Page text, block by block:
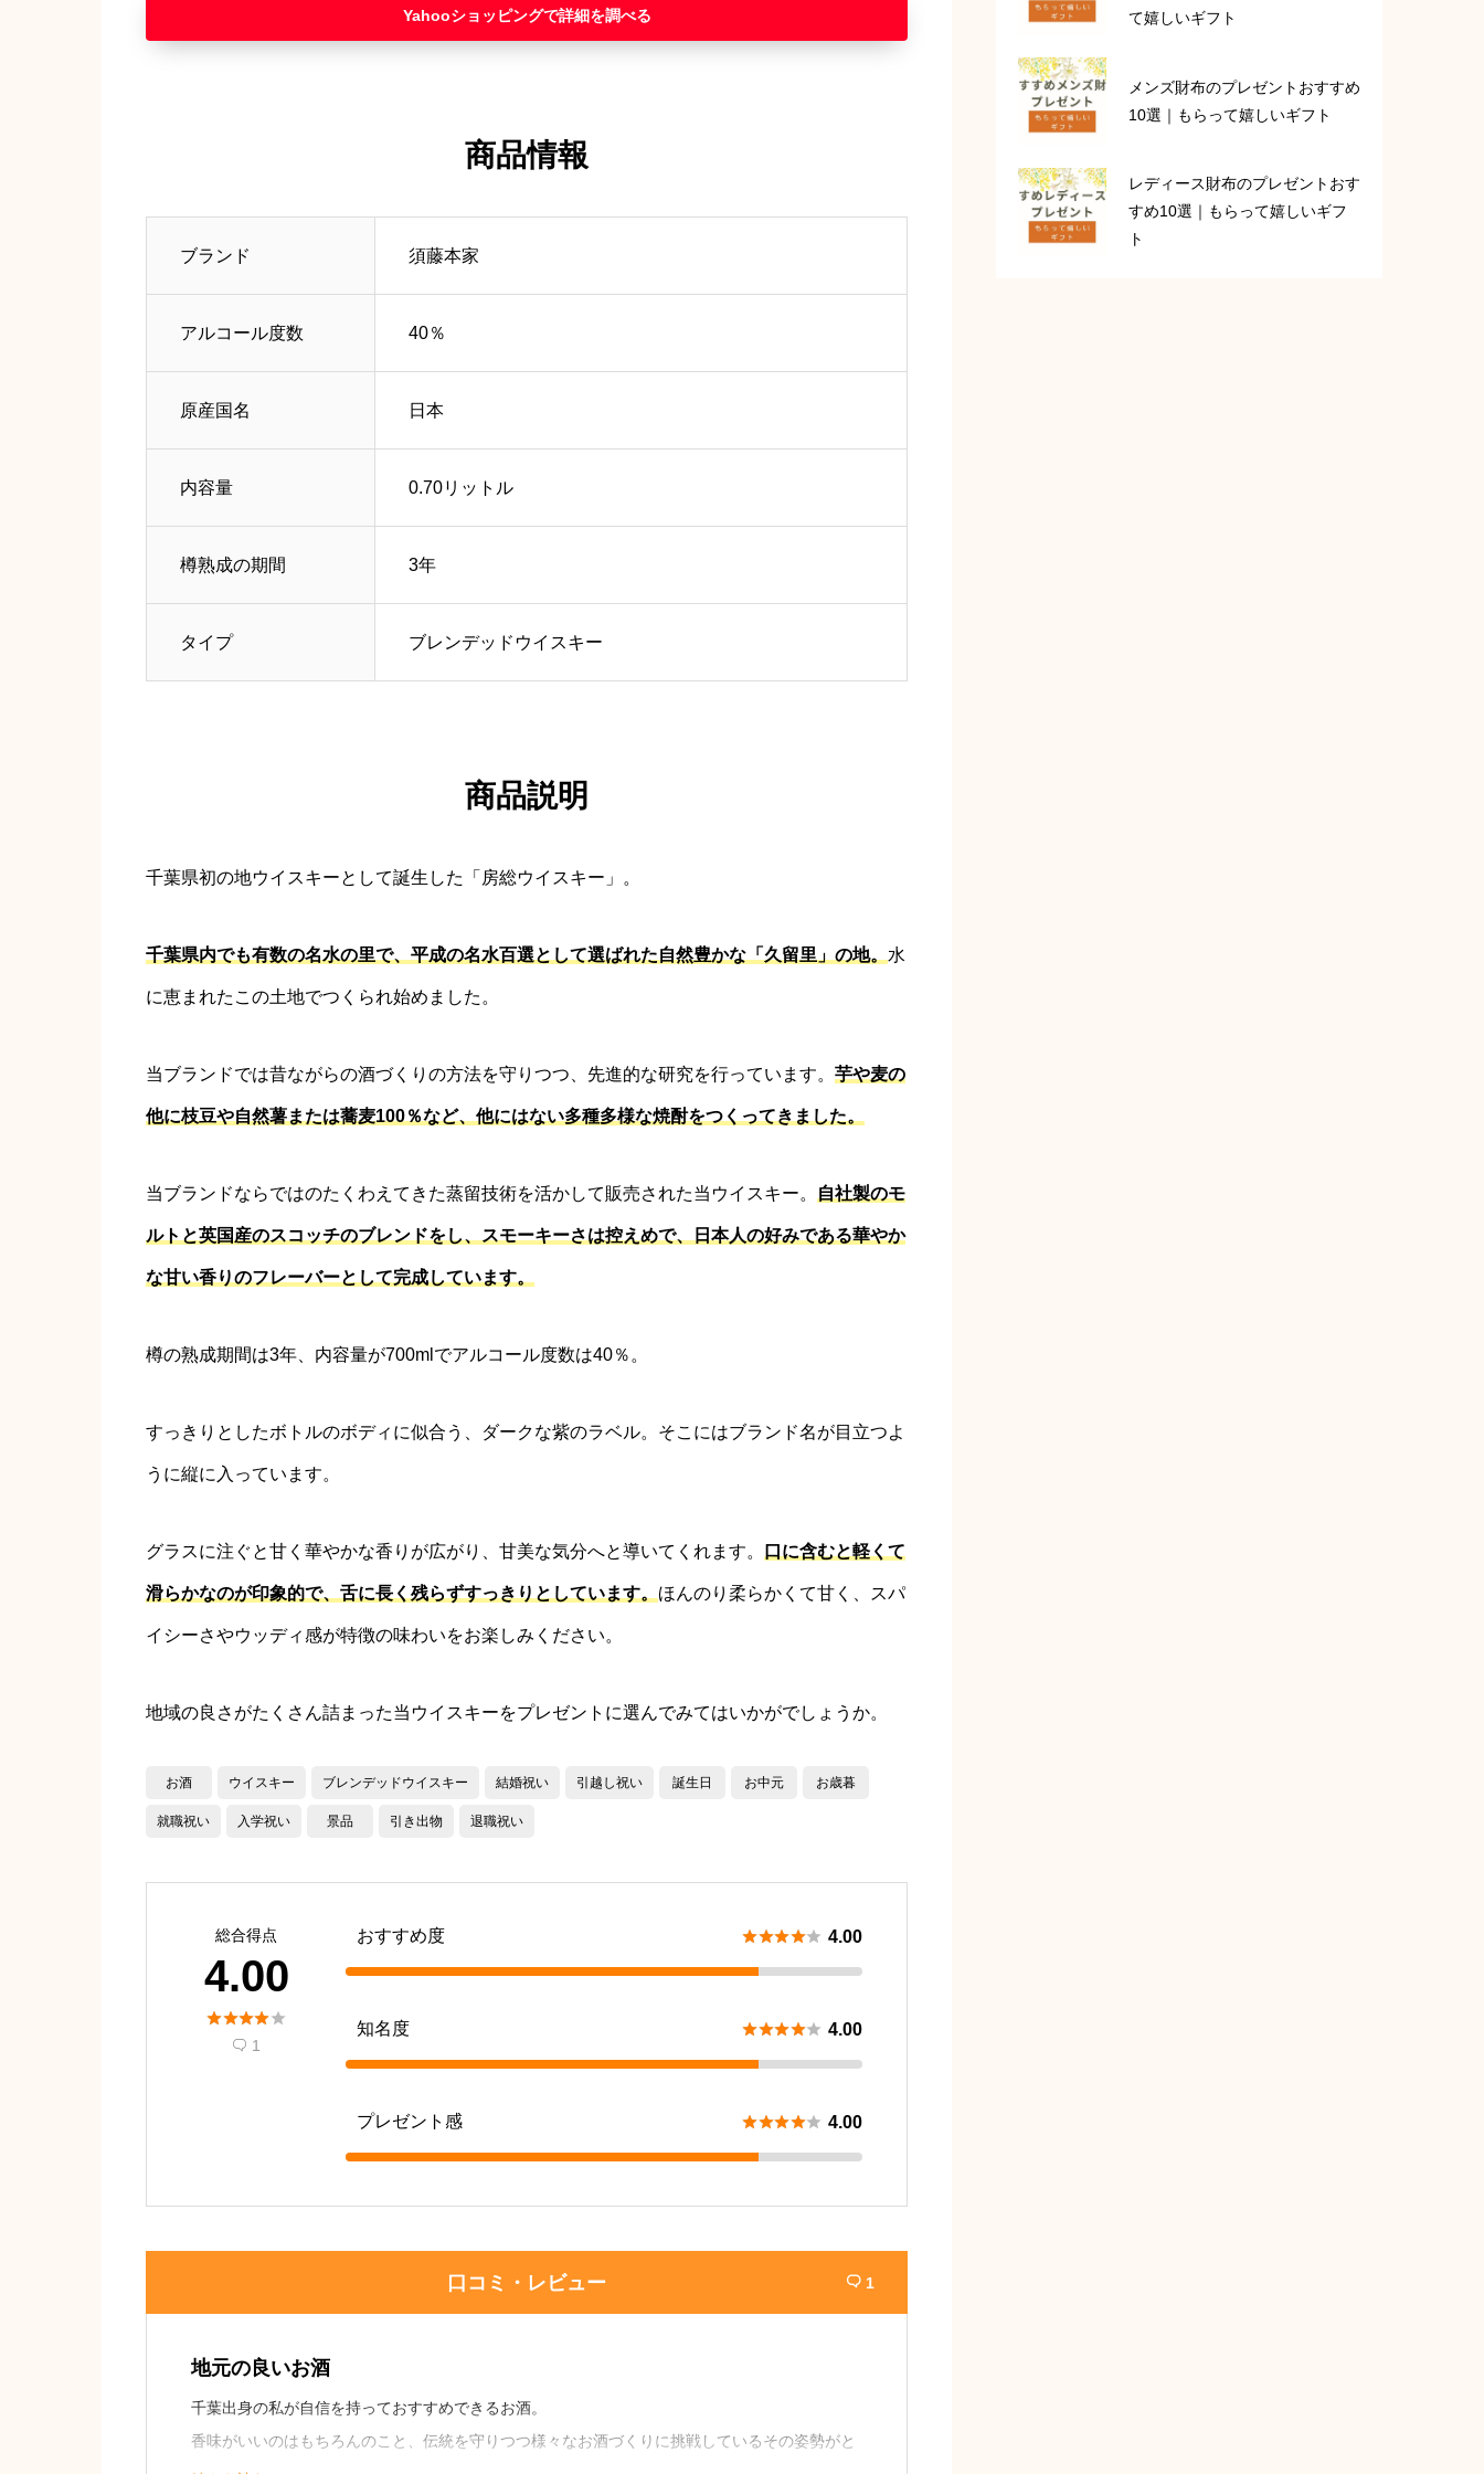
Yahooショッピング
商品情報
ブランド ‎須藤本家
アルコール度数 40％
原産国名 日本
内容量 0.70リットル
樽熟成の期間 3年
タイプ ブレンデッドウイスキー
商品説明
千葉県初の地ウイスキーとして誕生した「房総ウイスキー」。
千葉県内でも有数の名水の里で、平成の名水百選として選ばれた自然豊かな「久留里」の地。水
に恵まれたこの土地でつくられ始めました。
当ブランドでは昔ながらの酒づくりの方法を守りつつ、先進的な研究を行っています。 芋や麦の
他に枝豆や自然薯または蕎麦100％など、他にはない多種多様な焼酎をつくってきました。
当ブランドならではのたくわえてきた蒸留技術を活かして販売された当ウイスキー。 自社製のモ
ルトと英国産のスコッチのブレンドをし、スモーキーさは控えめで、日本人の好みである華やか
な甘い香りのフレーバーとして完成しています。
樽の熟成期間は3年、内容量が700mlでアルコール度数は40％。
すっきりとしたボトルのボディに似合う、ダークな紫のラベル。そこにはブランド名が目立つよ
うに縦に入っています。
グラスに注ぐと甘く華やかな香りが広がり、甘美な気分へと導いてくれます。 口に含むと軽くて
滑らかなのが印象的で、舌に長く残らずすっきりとしています。ほんのり柔らかくて甘く、スパ
イシーさやウッディ感が特徴の味わいをお楽しみください。
地域の良さがたくさん詰まった当ウイスキーをプレゼントに選んでみてはいかがでしょうか。
お酒 ウイスキー ブレンデッドウイスキー 結婚祝い 引越し祝い 誕生日 お中元 お歳暮
就職祝い 入学祝い 景品 引き出物 退職祝い
総合得点
4.00

 1
おすすめ度  4.00
知名度  4.00
プレゼント感  4.00
口コミ・レビュー  1
地元の良いお酒
千葉出身の私が自信を持っておすすめできるお酒。
香味がいいのはもちろんのこと、伝統を守りつつ様々なお酒づくりに挑戦しているその姿勢がと
て嬉しいギフト
メンズ財布のプレゼントおすすめ
10選｜もらって嬉しいギフト
レディース財布のプレゼントおす
すめ10選｜もらって嬉しいギフ
ト